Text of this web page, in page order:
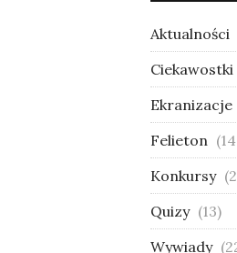
Aktualności
Ciekawostki
Ekranizacje
Felieton
Konkursy
Quizy (13)
Wywiady